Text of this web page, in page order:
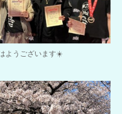
ようございます☀️